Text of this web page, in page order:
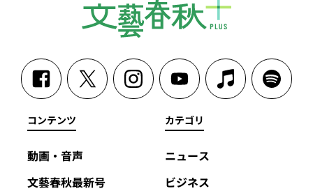
コンテンツ
動画・音声
文藝春秋最新号
カテゴリ
ニュース
ビジネス